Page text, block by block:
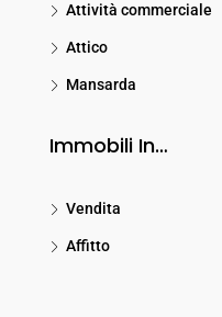
Attività commerciale
Attico
Mansarda
Immobili In…
Vendita
Affitto